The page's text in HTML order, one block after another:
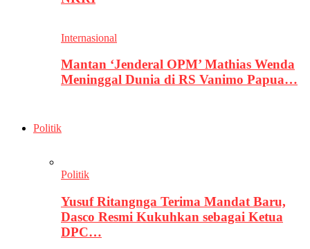
Internasional
Mantan ‘Jenderal OPM’ Mathias Wenda
Meninggal Dunia di RS Vanimo Papua…
Politik
Politik
Yusuf Ritangnga Terima Mandat Baru,
Dasco Resmi Kukuhkan sebagai Ketua
DPC…